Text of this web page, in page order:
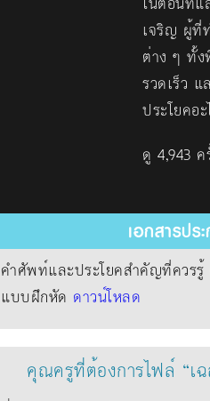
เจริญ ผู้ที่
ต่าง ๆ ทั้ง
รวดเร็ว
ประโยคอ
ดู 4,943 ค
เอกสารปร
คำศัพท์และประโยคสำคัญที่ควรรู้
แบบฝึกหัด ดาวน์โหลด
คุณครูที่ต้องการไฟล์ “